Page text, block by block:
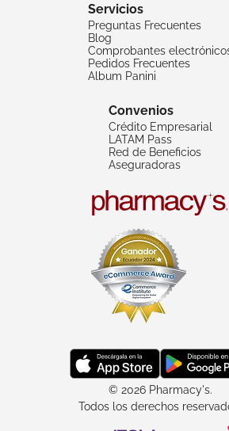
Servicios
Preguntas Frecuentes
Blog
Comprobantes
Pedidos Frecuentes
Album Panini
Convenios
Crédito Empresarial
LATAM Pass
Red de Beneficios
Aseguradoras
© 2026 Pharmacy's.
Todos los derechos